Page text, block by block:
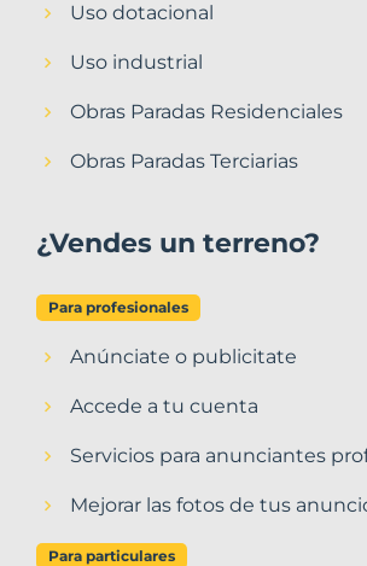
Uso dotacional
Uso industrial
Obras Paradas Residenciales
Obras Paradas Terciarias
¿Vendes un terreno?
Para profesionales
Anúnciate o publicitate
Accede a tu cuenta
Servicios para anunciantes
Mejorar las fotos de tus
Para particulares